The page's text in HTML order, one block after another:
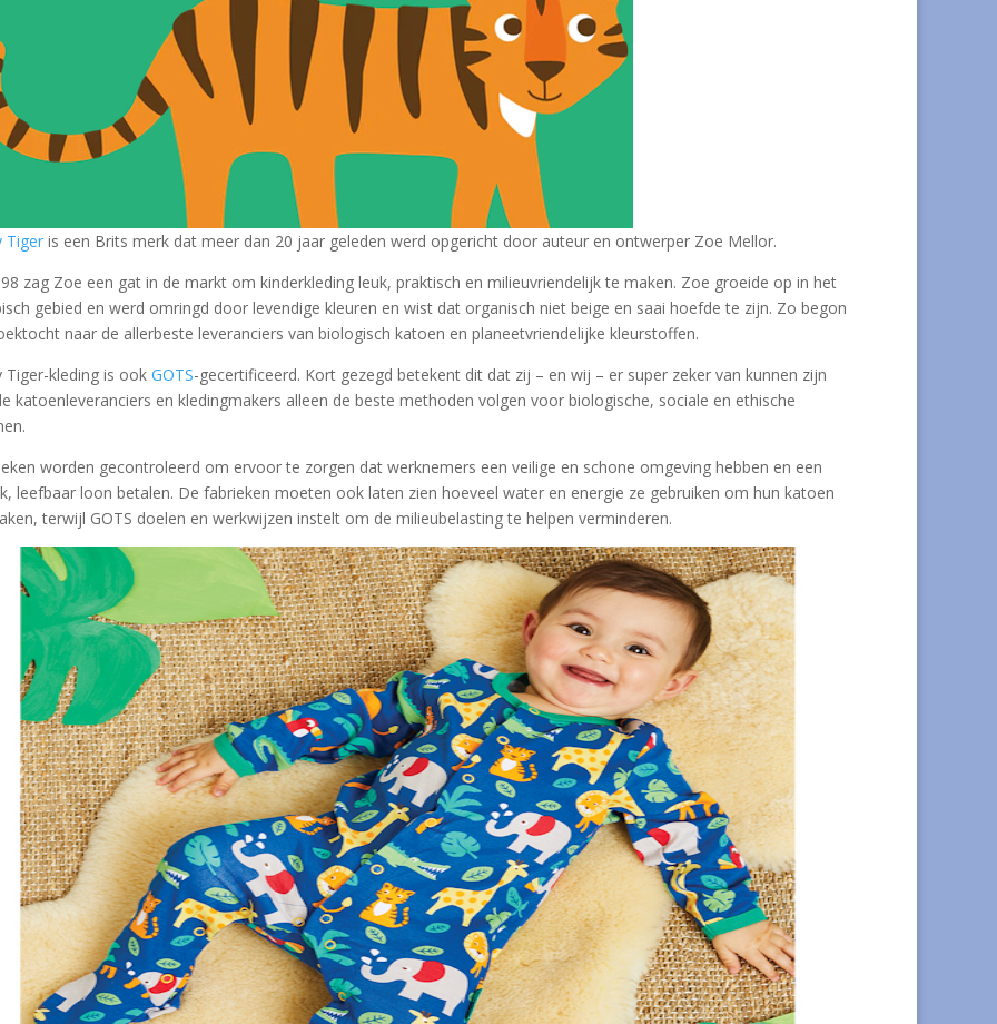
Tigeris een Brits merk dat meer dan 20 jaar geleden werd opgericht door auteur en ontwerper Zoe Mellor.
zag Zoe een gat in de markt om kinderkleding leuk, praktisch en milieuvriendelijk te maken. Zoe groeide op in het
gebied en werd omringd door levendige kleuren en wist dat organisch niet beige en saai hoefde te zijn. Zo begon
naar de allerbeste leveranciers van biologisch katoen en planeetvriendelijke kleurstoffen.
Tiger-kleding is ook GOTS-gecertificeerd. Kort gezegd betekent dit dat zij – en wij – er super zeker van kunnen zijn
katoenleveranciers en kledingmakers alleen de beste methoden volgen voor biologische, sociale en ethische
worden gecontroleerd om ervoor te zorgen dat werknemers een veilige en schone omgeving hebben en een
leefbaar loon betalen. De fabrieken moeten ook laten zien hoeveel water en energie ze gebruiken om hun katoen
terwijl GOTS doelen en werkwijzen instelt om de milieubelasting te helpen verminderen.